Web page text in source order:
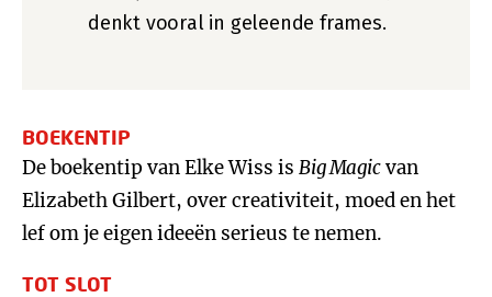
denkt vooral in geleende frames.
BOEKENTIP
De boekentip van Elke Wiss is Big Magicvan
Elizabeth Gilbert, over creativiteit, moed en het
lef om je eigen ideeën serieus te nemen.
TOT SLOT